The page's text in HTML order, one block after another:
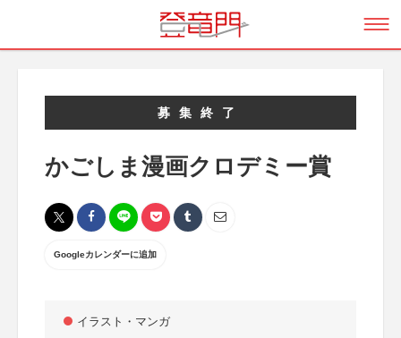
募集終了
かごしま漫画クロデミー賞
Googleカレンダーに追加
イラスト・マンガ